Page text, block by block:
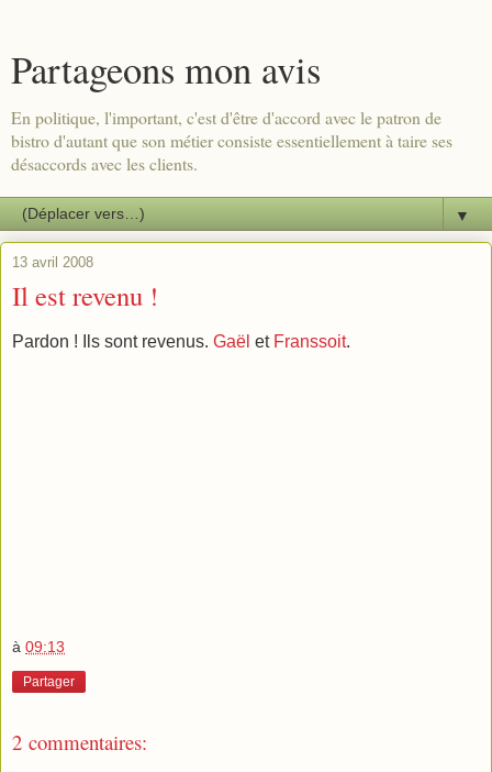
Partageons mon avis
En politique, l'important, c'est d'être d'accord avec le patron de
bistro d'autant que son métier consiste essentiellement à taire ses
désaccords avec les clients.
▼
13 avril 2008
Il est revenu !
Pardon ! Ils sont revenus. Gaël et Franssoit.
à 09:13
Partager
2 commentaires: